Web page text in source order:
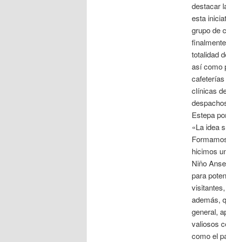
destacar
esta
grupo de
totalidad
así como
clínicas
Estepa
«La idea
hicimos
Niño
para
además,
general,
valiosos
como el